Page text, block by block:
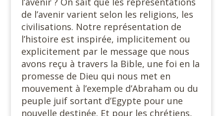
de l’avenir varient selon les religions, les
civilisations. Notre représentation de
l’histoire est inspirée, implicitement ou
explicitement par le message que nous
avons reçu à travers la Bible, une foi en la
promesse de Dieu qui nous met en
mouvement à l’exemple d’Abraham ou du
peuple juif sortant d’Egypte pour une
nouvelle destinée. Et pour les chrétiens,